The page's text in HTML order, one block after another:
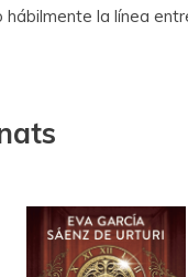
la línea